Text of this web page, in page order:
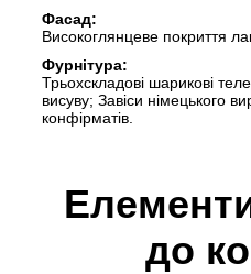
Фасад:
Високоглянцеве покриття
Фурнітура:
Трьохскладові шарикові
висуву; Завіси німецького
конфірматів.
до